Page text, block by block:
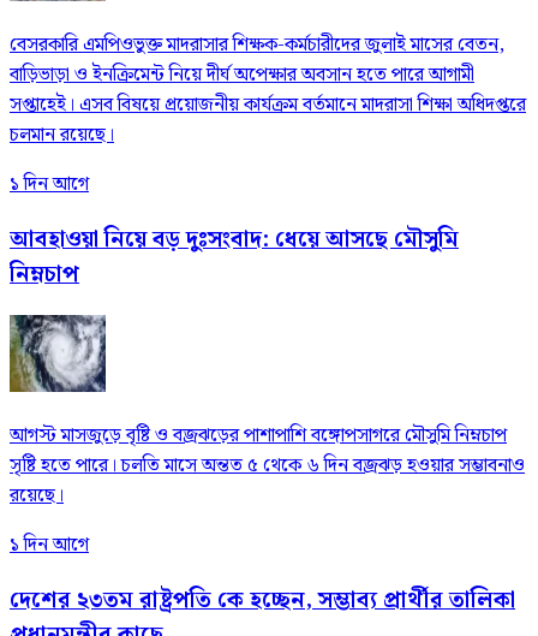
বেসরকারি এমপিওভুক্ত মাদরাসার শিক্ষক-কর্মচারীদের জুলাই মাসের বেতন,
বাড়িভাড়া ও ইনক্রিমেন্ট নিয়ে দীর্ঘ অপেক্ষার অবসান হতে পারে আগামী
সপ্তাহেই। এসব বিষয়ে প্রয়োজনীয় কার্যক্রম বর্তমানে মাদরাসা শিক্ষা অধিদপ্তরে
চলমান রয়েছে।
১ দিন আগে
আবহাওয়া নিয়ে বড় দুঃসংবাদ: ধেয়ে আসছে মৌসুমি
নিম্নচাপ
আগস্ট মাসজুড়ে বৃষ্টি ও বজ্রঝড়ের পাশাপাশি বঙ্গোপসাগরে মৌসুমি নিম্নচাপ
সৃষ্টি হতে পারে। চলতি মাসে অন্তত ৫ থেকে ৬ দিন বজ্রঝড় হওয়ার সম্ভাবনাও
রয়েছে।
১ দিন আগে
দেশের ২৩তম রাষ্ট্রপতি কে হচ্ছেন, সম্ভাব্য প্রার্থীর তালিকা